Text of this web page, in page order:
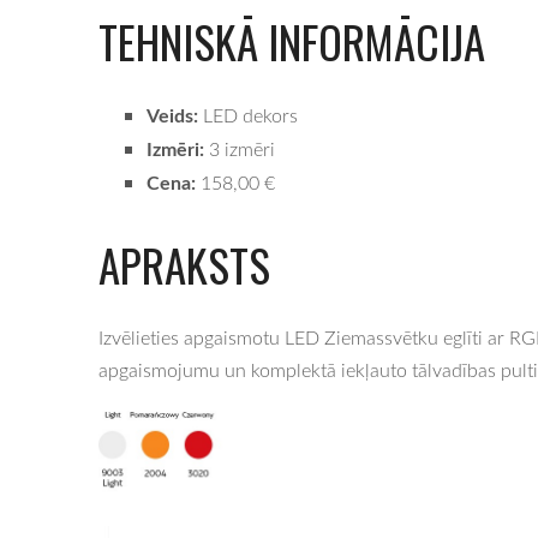
TEHNISKĀ INFORMĀCIJA
Veids: LED dekors
Izmēri: 3 izmēri
Cena: 158,00 €
APRAKSTS
Izvēlieties apgaismotu LED Ziemassvētku eglīti ar
apgaismojumu un komplektā iekļauto tālvadības